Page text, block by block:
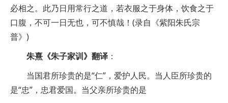
必相之。此乃日用常行之道，若衣服之于身体，饮食之于
口腹，不可一日无也，可不慎哉！(录自《紫阳朱氏宗
普》)
朱熹《朱子家训》翻译 ：
当国君所珍贵的是“仁”，爱护人民。当人臣所珍贵的
是“忠”，忠君爱国。当父亲所珍贵的是